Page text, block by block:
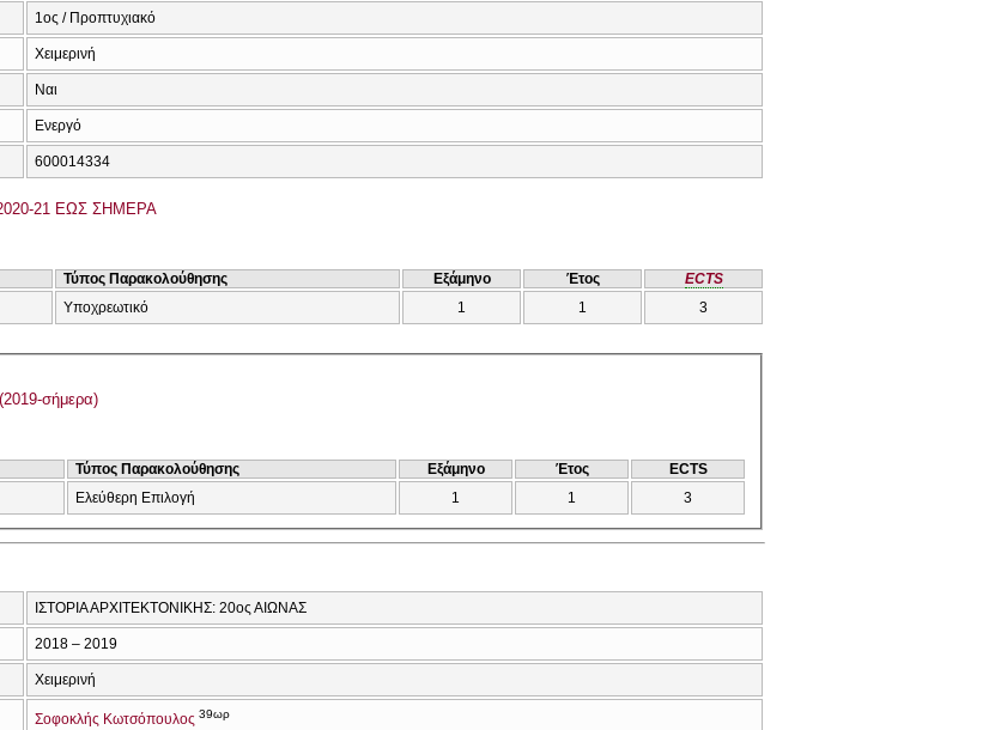
1ος / Προπτυχιακό
Χειμερινή
Ναι
Ενεργό
600014334
21 ΕΩΣ ΣΗΜΕΡΑ
Τύπος Παρακολούθησης Εξάμηνο Έτος
ECTS
Υποχρεωτικό 1 1 3
σήμερα)
Τύπος Παρακολούθησης Εξάμηνο Έτος
ECTS
Ελεύθερη Επιλογή 1 1 3
ΙΣΤΟΡΙΑ ΑΡΧΙΤΕΚΤΟΝΙΚΗΣ: 20ος ΑΙΩΝΑΣ
2018 – 2019
Χειμερινή
Σοφοκλής Κωτσόπουλος 39ωρ